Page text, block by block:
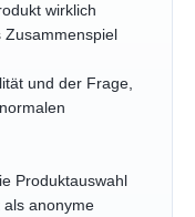
wirklich
und der Frage,
Produktauswahl
als anonyme